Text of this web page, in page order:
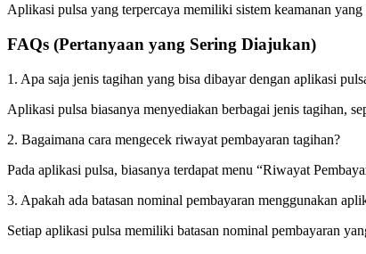
Aplikasi pulsa yang terpercaya memiliki sistem keamanan
FAQs (Pertanyaan yang Sering Diajukan)
1. Apa saja jenis tagihan yang bisa dibayar dengan aplikasi
Aplikasi pulsa biasanya menyediakan berbagai jenis tagihan,
2. Bagaimana cara mengecek riwayat pembayaran tagihan?
Pada aplikasi pulsa, biasanya terdapat menu “Riwayat
3. Apakah ada batasan nominal pembayaran menggunakan
Setiap aplikasi pulsa memiliki batasan nominal pembayaran